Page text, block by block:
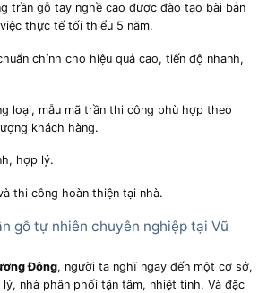
trần gỗ tay nghề cao được đào tạo bài bản
thực tế tối thiểu 5 năm.
chỉnh cho hiệu quả cao, tiến độ nhanh,
loại, mẫu mã trần thi công phù hợp theo
khách hàng.
hợp lý.
thi công hoàn thiện tại nhà.
gỗ tự nhiên chuyên nghiệp tại Vũ
Đông, người ta nghĩ ngay đến một cơ sở,
nhà phân phối tận tâm, nhiệt tình. Và đặc